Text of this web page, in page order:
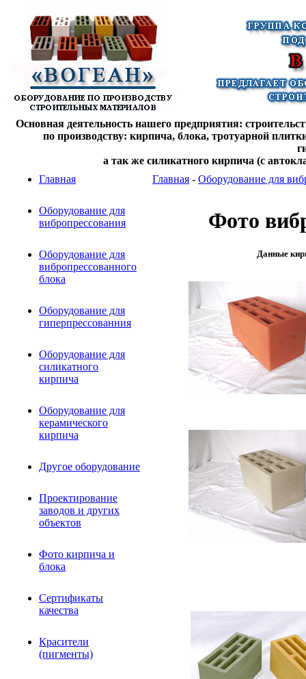
Основная деятельность нашего предприятия:
по производству: кирпича, блока, тротуарной
а так же силикатного кирпича (с
Главная
Оборудование для
вибропрессования
Оборудование для
вибропрессованного
блока
Оборудование для
гиперпрессованния
Оборудование для
силикатного
кирпича
Оборудование для
керамического
кирпича
Другое оборудование
Проектирование
заводов и других
объектов
Фото кирпича и
блока
Сертификаты
качества
Красители
(пигменты)
Главная - Оборудование для
Фото
Данные